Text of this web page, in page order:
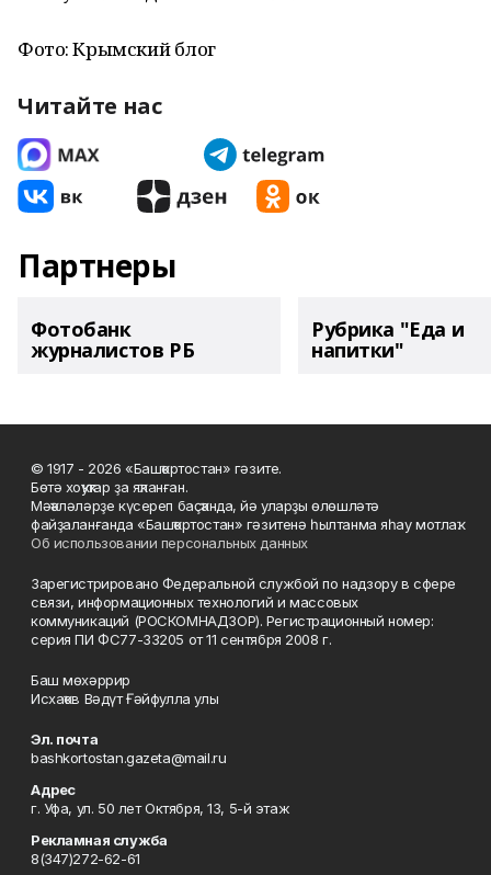
Фото: Крымский блог
Читайте нас
Партнеры
Фотобанк
журналистов РБ
Рубрика "Еда и
напитки"
© 1917 - 2026 «Башҡортостан» гәзите.
Бөтә хоҡуҡтар ҙа яҡланған.
Мәҡәләләрҙе күсереп баҫҡанда, йә уларҙы өлөшләтә
файҙаланғанда «Башҡортостан» гәзитенә һылтанма яһау мотлаҡ.
Об использовании персональных данных
Зарегистрировано Федеральной службой по надзору в сфере
связи, информационных технологий и массовых
коммуникаций (РОСКОМНАДЗОР). Регистрационный номер:
серия ПИ ФС77-33205 от 11 сентября 2008 г.
Баш мөхәррир
Исхаҡов Вәдүт Ғәйфулла улы
Эл. почта
bashkortostan.gazeta@mail.ru
Адрес
г. Уфа, ул. 50 лет Октября, 13, 5-й этаж
Рекламная служба
8(347)272-62-61